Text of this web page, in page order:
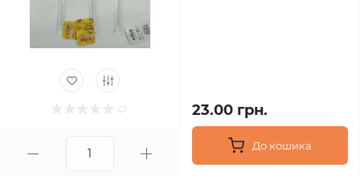
23.00 грн.
До кошика